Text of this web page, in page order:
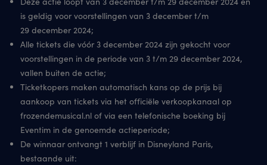
is geldig voor voorstellingen van 3 december t/m
29 december 2024;
Alle tickets die vóór 3 december 2024 zijn gekocht voor
voorstellingen in de periode van 3 t/m 29 december 2024,
vallen buiten de actie;
Ticketkopers maken automatisch kans op de prijs bij
aankoop van tickets via het officiële verkoopkanaal op
frozendemusical.nl of via een telefonische boeking bij
Eventim in de genoemde actieperiode;
De winnaar ontvangt 1 verblijf in Disneyland Paris,
bestaande uit: